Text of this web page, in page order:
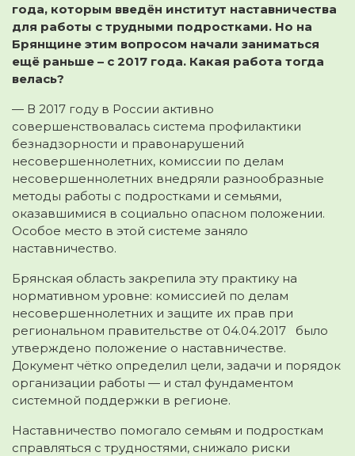
года, которым введён институт наставничества
для работы с трудными подростками. Но на
Брянщине этим вопросом начали заниматься
ещё раньше – с 2017 года. Какая работа тогда
велась?
— В 2017 году в России активно
совершенствовалась система профилактики
безнадзорности и правонарушений
несовершеннолетних, комиссии по делам
несовершеннолетних внедряли разнообразные
методы работы с подростками и семьями,
оказавшимися в социально опасном положении.
Особое место в этой системе заняло
наставничество.
Брянская область закрепила эту практику на
нормативном уровне: комиссией по делам
несовершеннолетних и защите их прав при
региональном правительстве от 04.04.2017 было
утверждено положение о наставничестве.
Документ чётко определил цели, задачи и порядок
организации работы — и стал фундаментом
системной поддержки в регионе.
Наставничество помогало семьям и подросткам
справляться с трудностями, снижало риски